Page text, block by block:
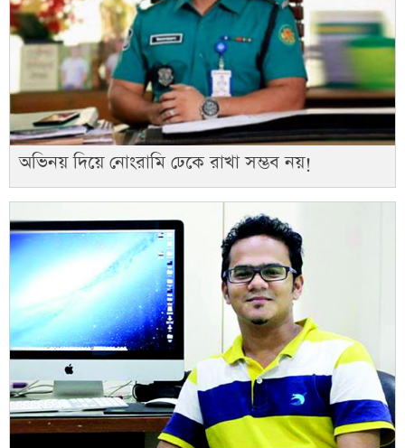
অভিনয় দিয়ে নোংরামি ঢেকে রাখা সম্ভব নয়!